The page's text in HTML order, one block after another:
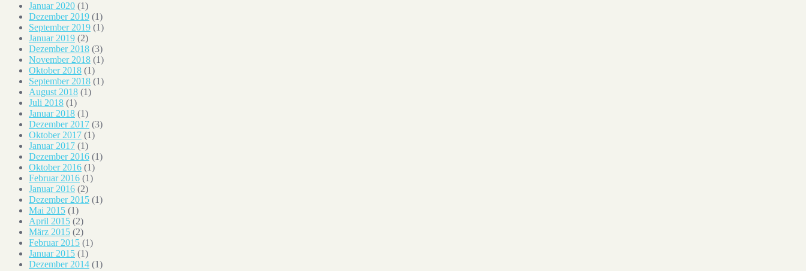
Januar 2020 (1)
Dezember 2019 (1)
September 2019 (1)
Januar 2019 (2)
Dezember 2018 (3)
November 2018 (1)
Oktober 2018 (1)
September 2018 (1)
August 2018 (1)
Juli 2018 (1)
Januar 2018 (1)
Dezember 2017 (3)
Oktober 2017 (1)
Januar 2017 (1)
Dezember 2016 (1)
Oktober 2016 (1)
Februar 2016 (1)
Januar 2016 (2)
Dezember 2015 (1)
Mai 2015 (1)
April 2015 (2)
März 2015 (2)
Februar 2015 (1)
Januar 2015 (1)
Dezember 2014 (1)